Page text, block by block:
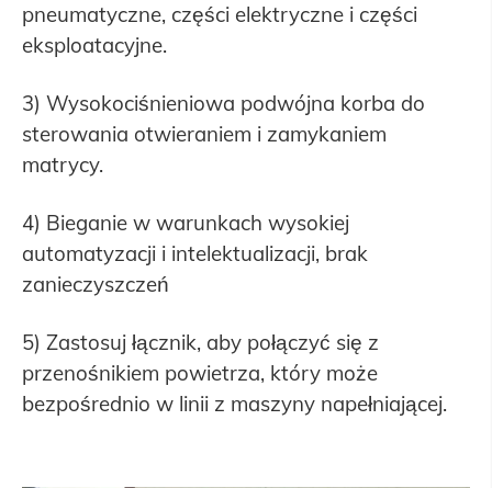
pneumatyczne, części elektryczne i części
eksploatacyjne.
3) Wysokociśnieniowa podwójna korba do
sterowania otwieraniem i zamykaniem
matrycy.
4) Bieganie w warunkach wysokiej
automatyzacji i intelektualizacji, brak
zanieczyszczeń
5) Zastosuj łącznik, aby połączyć się z
przenośnikiem powietrza, który może
bezpośrednio w linii z maszyny napełniającej.